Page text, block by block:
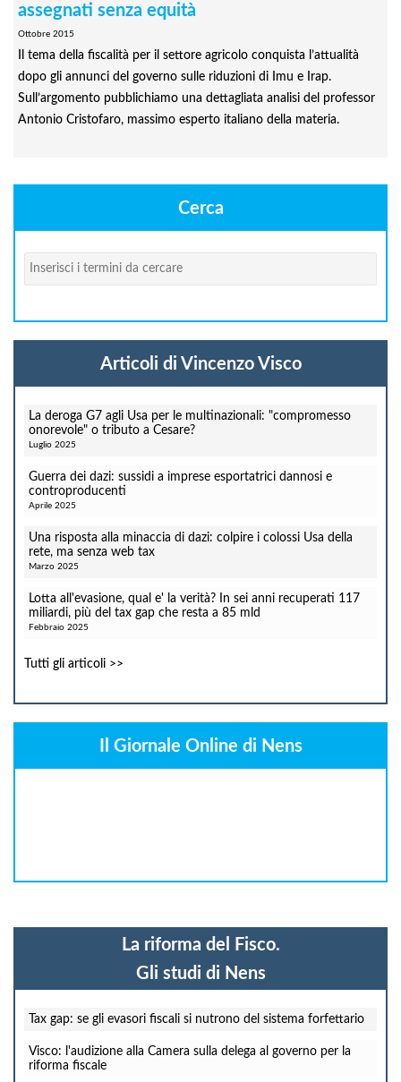
assegnati senza equità
Ottobre 2015
Il tema della fiscalità per il settore agricolo conquista l’attualità
dopo gli annunci del governo sulle riduzioni di Imu e Irap.
Sull’argomento pubblichiamo una dettagliata analisi del professor
Antonio Cristofaro, massimo esperto italiano della materia.
Cerca
Cerca
Articoli di Vincenzo Visco
La deroga G7 agli Usa per le multinazionali: "compromesso
onorevole" o tributo a Cesare?
Luglio 2025
Guerra dei dazi: sussidi a imprese esportatrici dannosi e
controproducenti
Aprile 2025
Una risposta alla minaccia di dazi: colpire i colossi Usa della
rete, ma senza web tax
Marzo 2025
Lotta all'evasione, qual e' la verità? In sei anni recuperati 117
miliardi, più del tax gap che resta a 85 mld
Febbraio 2025
Tutti gli articoli >>
Il Giornale Online di Nens
La riforma del Fisco.
Gli studi di Nens
Tax gap: se gli evasori fiscali si nutrono del sistema forfettario
Visco: l'audizione alla Camera sulla delega al governo per la
riforma fiscale